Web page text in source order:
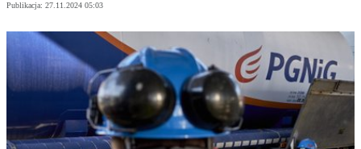
Publikacja: 27.11.2024 05:03